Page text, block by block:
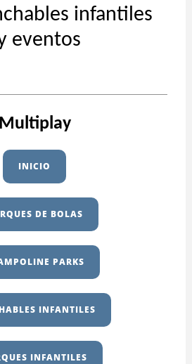
infantiles
eventos
Multiplay
INICIO
DE BOLAS
PARKS
INFANTILES
INFANTILES